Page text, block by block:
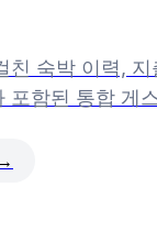
친 숙박 이력,
포함된 통합 게
→